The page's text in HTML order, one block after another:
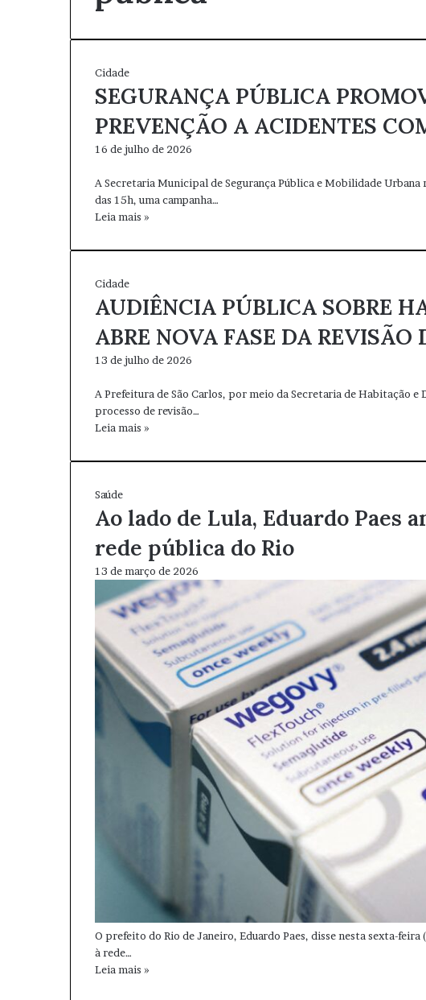
Cidade
SEGURANÇA PÚBLICA
PREVENÇÃO A ACIDENTES
16 de julho de 2026
A Secretaria Municipal de Segurança Pública e Mobilidade
das 15h, uma campanha…
Leia mais »
Cidade
AUDIÊNCIA PÚBLICA SOBRE
ABRE NOVA FASE DA REVISÃO
13 de julho de 2026
A Prefeitura de São Carlos, por meio da Secretaria de Habitação
processo de revisão…
Leia mais »
Saúde
Ao lado de Lula, Eduardo Paes
rede pública do Rio
13 de março de 2026
O prefeito do Rio de Janeiro, Eduardo Paes, disse nesta sexta-
à rede…
Leia mais »